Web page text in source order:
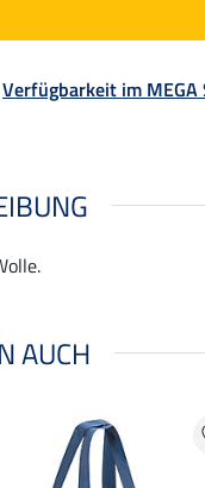
Verfügbarkeit im MEGA
AUCH